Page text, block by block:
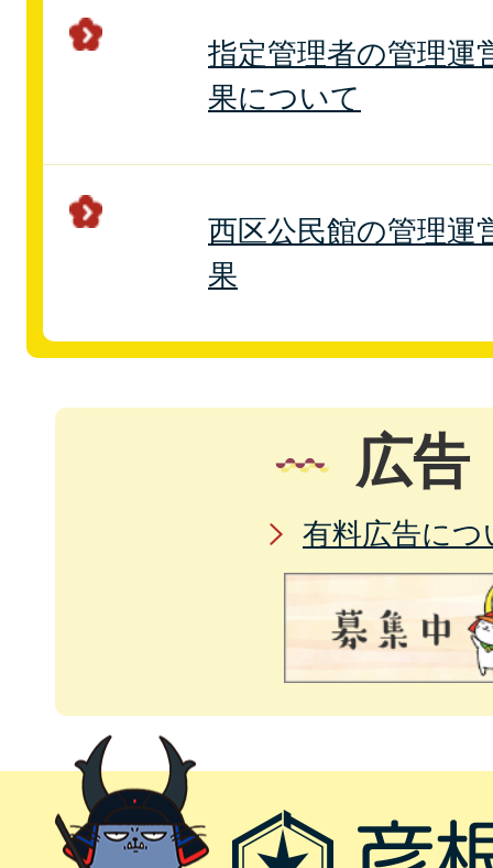
指定管理者の管理運
果について
西区公民館の管理運
果
広告
有料広告につ